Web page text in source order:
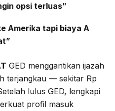
opsi terluas”
Amerika tapi biaya A
GED menggantikan ijazah
terjangkau — sekitar Rp
lulus GED, lengkapi
profil masuk